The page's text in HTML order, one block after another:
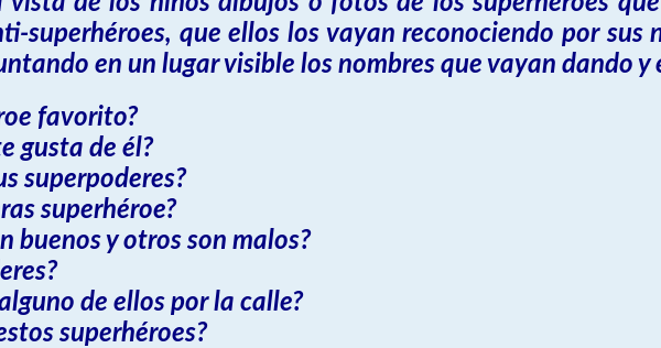
superhéroes, que ellos los vayan reconociendo por sus
en un lugar visible los nombres que vayan dando
favorito?
gusta de él?
superpoderes?
superhéroe?
buenos y otros son malos?
de ellos por la calle?
superhéroes?